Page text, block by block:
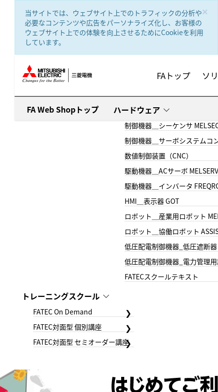
×
当サイトでは、ウェブサイト上でのトラフィックの分析や
必要なコンテンツや広告をパーソナライズ化し、お客様の
ウェブサイト上での体験を向上させるためにCookieを利用
しています。
FAトップ ソ
FA Web Shopトップ ハードウェア
制御機器＿シーケンサ
制御機器＿サーボシステムコ
数値制御装置（CNC）
駆動機器＿ACサーボ
駆動機器＿インバータ
HMI＿表示器 GOT
ロボット＿産業用ロボット
ロボット＿協働ロボット
低圧配電制御機器_低圧遮断器
低圧配電制御機器_電力管理
FATECスクールテキスト
トレーニングスクール
FATEC On Demand
FATEC対面型 個別講座
FATEC対面型 セミオーダー講座